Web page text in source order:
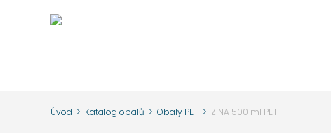
Úvod > Katalog obalů > Obaly PET > ZINA 500 ml PET